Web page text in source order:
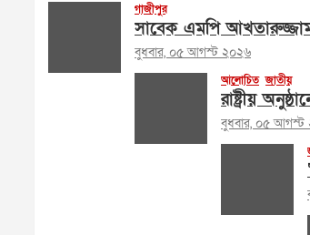
গাজীপুর
সাবেক এমপি
বুধবার, ০৫ আগস্ট ২০২৬
আলোচিত জাতীয়
রাষ্ট্রীয়
বুধবার, ০৫ আগস্ট